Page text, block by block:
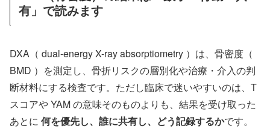
有」で読みます
DXA（ dual-energy X-ray absorptiometry ）は、骨密度（
BMD ）を測定し、骨折リスクの層別化や治療・介入の判
断材料にする検査です。ただし臨床で迷いやすいのは、T
スコアや YAM の意味そのものよりも、結果を受け取った
あとに 何を優先し、誰に共有し、どう記録するかです。